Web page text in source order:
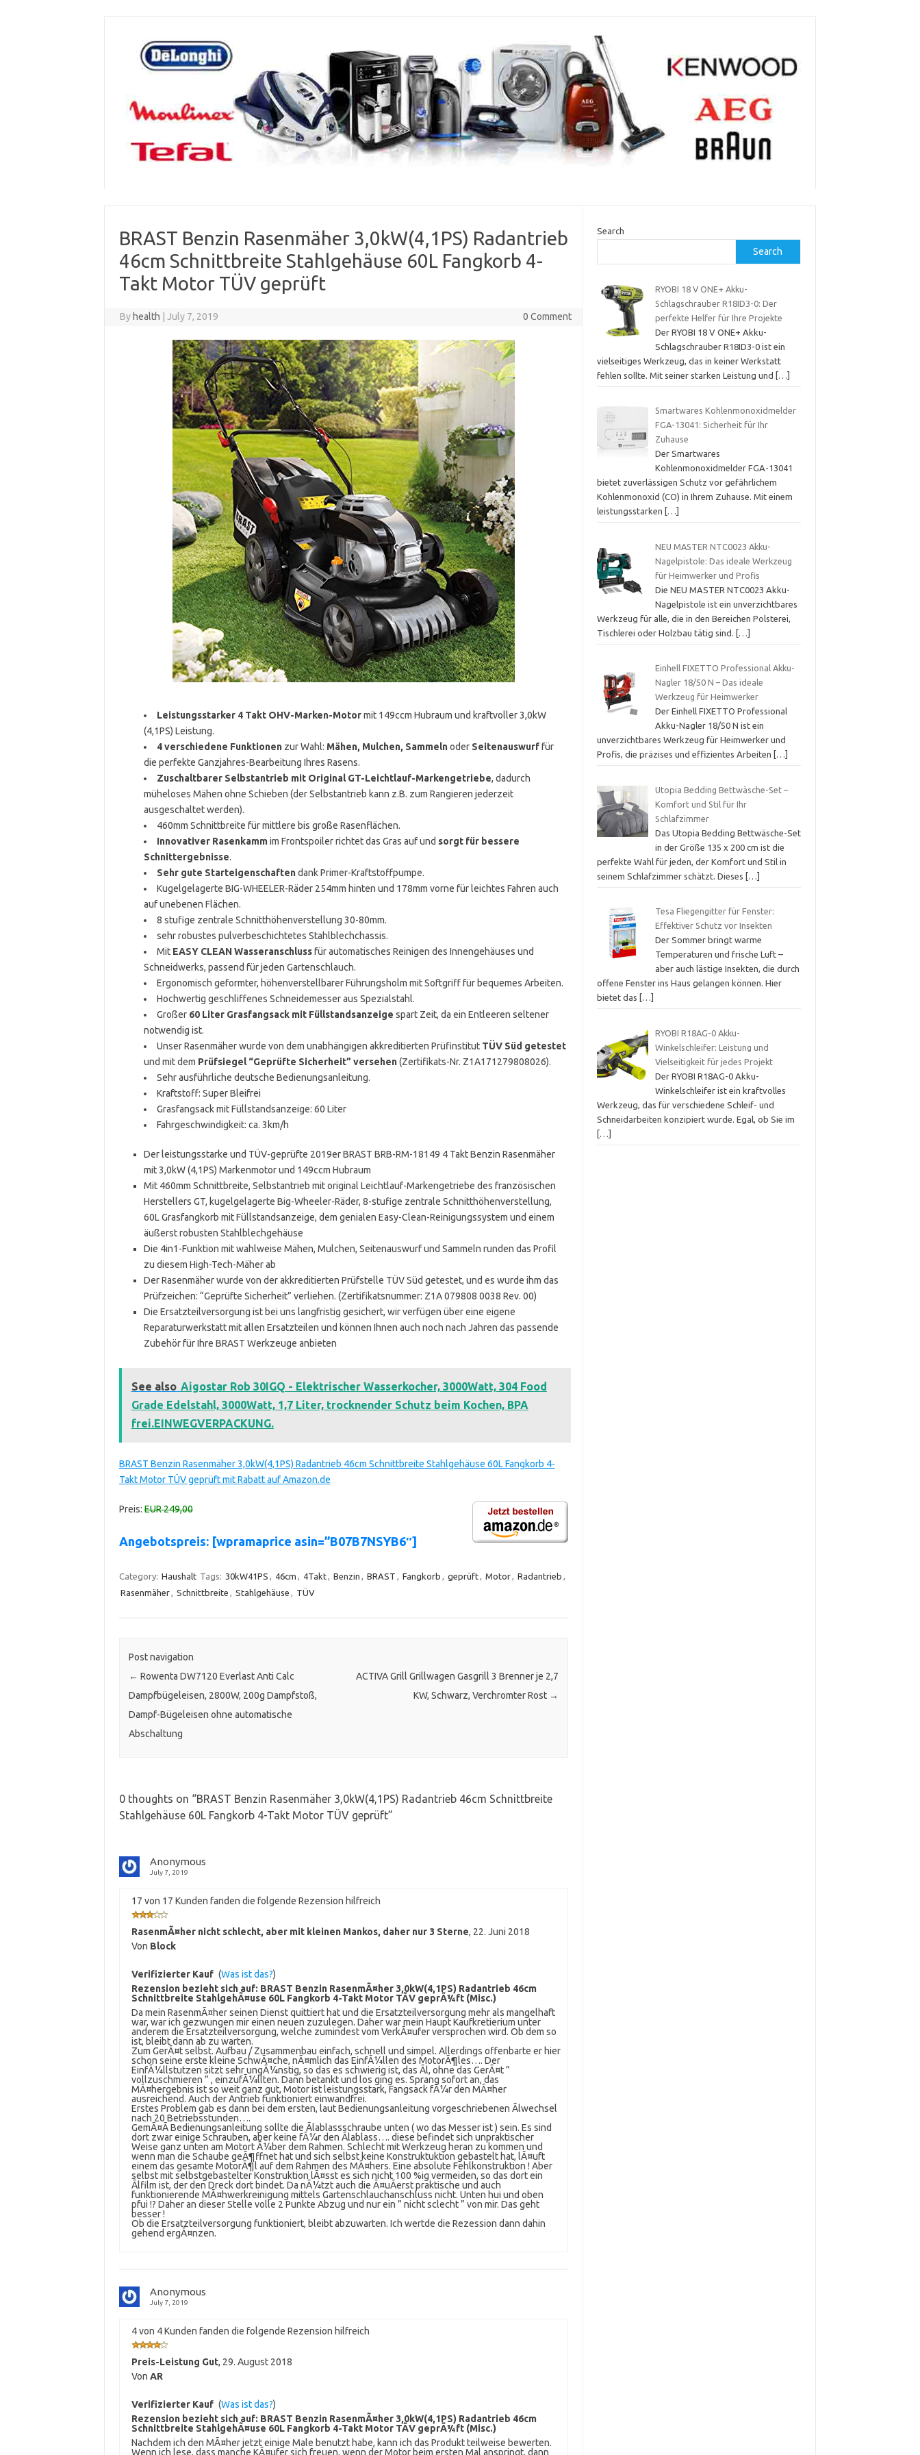
BRAST Benzin Rasenmäher 3,0kW(4,1PS) Radantrieb
46cm Schnittbreite Stahlgehäuse 60L Fangkorb 4-
Takt Motor TÜV geprüft
By health July 7, 2019 0 Comment
Leistungsstarker 4 Takt OHV-Marken-Motormit 149ccm Hubraum und kraftvoller 3,0kW
(4,1PS) Leistung.
4 verschiedene Funktionenzur Wahl: Mähen, Mulchen, Sammelnoder Seitenauswurffür
die perfekte Ganzjahres-Bearbeitung Ihres Rasens.
Zuschaltbarer Selbstantrieb mit Original GT-Leichtlauf-Markengetriebe, dadurch
müheloses Mähen ohne Schieben (der Selbstantrieb kann z.B. zum Rangieren jederzeit
ausgeschaltet werden).
460mm Schnittbreite für mittlere bis große Rasenflächen.
Innovativer Rasenkammim Frontspoiler richtet das Gras auf und sorgt für bessere
Schnittergebnisse.
Sehr gute Starteigenschaftendank Primer-Kraftstoffpumpe.
Kugelgelagerte BIG-WHEELER-Räder 254mm hinten und 178mm vorne für leichtes Fahren auch
auf unebenen Flächen.
8 stufige zentrale Schnitthöhenverstellung 30-80mm.
sehr robustes pulverbeschichtetes Stahlblechchassis.
Mit EASY CLEAN Wasseranschlussfür automatisches Reinigen des Innengehäuses und
Schneidwerks, passend für jeden Gartenschlauch.
Ergonomisch geformter, höhenverstellbarer Führungsholm mit Softgriff für bequemes Arbeiten.
Hochwertig geschliffenes Schneidemesser aus Spezialstahl.
Großer 60 Liter Grasfangsack mit Füllstandsanzeige spart Zeit, da ein Entleeren seltener
notwendig ist.
Unser Rasenmäher wurde von dem unabhängigen akkreditierten Prüfinstitut TÜV Süd getestet
und mit dem Prüfsiegel “Geprüfte Sicherheit” versehen(Zertifikats-Nr. Z1A171279808026).
Sehr ausführliche deutsche Bedienungsanleitung.
Kraftstoff: Super Bleifrei
Grasfangsack mit Füllstandsanzeige: 60 Liter
Fahrgeschwindigkeit: ca. 3km/h
Der leistungsstarke und TÜV-geprüfte 2019er BRAST BRB-RM-18149 4 Takt Benzin Rasenmäher
mit 3,0kW (4,1PS) Markenmotor und 149ccm Hubraum
Mit 460mm Schnittbreite, Selbstantrieb mit original Leichtlauf-Markengetriebe des französischen
Herstellers GT, kugelgelagerte Big-Wheeler-Räder, 8-stufige zentrale Schnitthöhenverstellung,
60L Grasfangkorb mit Füllstandsanzeige, dem genialen Easy-Clean-Reinigungssystem und einem
äußerst robusten Stahlblechgehäuse
Die 4in1-Funktion mit wahlweise Mähen, Mulchen, Seitenauswurf und Sammeln runden das Profil
zu diesem High-Tech-Mäher ab
Der Rasenmäher wurde von der akkreditierten Prüfstelle TÜV Süd getestet, und es wurde ihm das
Prüfzeichen: “Geprüfte Sicherheit” verliehen. (Zertifikatsnummer: Z1A 079808 0038 Rev. 00)
Die Ersatzteilversorgung ist bei uns langfristig gesichert, wir verfügen über eine eigene
Reparaturwerkstatt mit allen Ersatzteilen und können Ihnen auch noch nach Jahren das passende
Zubehör für Ihre BRAST Werkzeuge anbieten
See also Aigostar Rob 30IGQ - Elektrischer Wasserkocher, 3000Watt, 304 Food
Grade Edelstahl, 3000Watt, 1,7 Liter, trocknender Schutz beim Kochen, BPA
frei.EINWEGVERPACKUNG.
BRAST Benzin Rasenmäher 3,0kW(4,1PS) Radantrieb 46cm Schnittbreite Stahlgehäuse 60L Fangkorb 4-
Takt Motor TÜV geprüft mit Rabatt auf Amazon.de
Preis:EUR 249,00
Angebotspreis: [wpramaprice asin=”B07B7NSYB6″]
Category: Haushalt Tags: 30kW41PS , 46cm , 4Takt, Benzin , BRAST , Fangkorb , geprüft, Motor, Radantrieb ,
Rasenmäher, Schnittbreite , Stahlgehäuse , TÜV
Post navigation
← Rowenta DW7120 Everlast Anti Calc
Dampfbügeleisen, 2800W, 200g Dampfstoß,
Dampf-Bügeleisen ohne automatische
Abschaltung
ACTIVA Grill Grillwagen Gasgrill 3 Brenner je 2,7
KW, Schwarz, Verchromter Rost →
0 thoughts on “BRAST Benzin Rasenmäher 3,0kW(4,1PS) Radantrieb 46cm Schnittbreite
Stahlgehäuse 60L Fangkorb 4-Takt Motor TÜV geprüft”
Anonymous
July 7, 2019
17 von 17 Kunden fanden die folgende Rezension hilfreich
RasenmÃ¤her nicht schlecht, aber mit kleinen Mankos, daher nur 3 Sterne, 22. Juni 2018
Von Block
Verifizierter Kauf (Was ist das?)
Rezension bezieht sich auf: BRAST Benzin RasenmÃ¤her 3,0kW(4,1PS) Radantrieb 46cm
Schnittbreite StahlgehÃ¤use 60L Fangkorb 4-Takt Motor TÃV geprÃ¼ft (Misc.)
Da mein RasenmÃ¤her seinen Dienst quittiert hat und die Ersatzteilversorgung mehr als mangelhaft
war, war ich gezwungen mir einen neuen zuzulegen. Daher war mein Haupt Kaufkretierium unter
anderem die Ersatzteilversorgung, welche zumindest vom VerkÃ¤ufer versprochen wird. Ob dem so
ist, bleibt dann ab zu warten.
Zum GerÃ¤t selbst. Aufbau / Zusammenbau einfach, schnell und simpel. Allerdings offenbarte er hier
schon seine erste kleine SchwÃ¤che, nÃ¤mlich das EinfÃ¼llen des MotorÃ¶les…. Der
EinfÃ¼llstutzen sitzt sehr ungÃ¼nstig, so das es schwierig ist, das Ãl, ohne das GerÃ¤t ”
vollzuschmieren ” , einzufÃ¼llten. Dann betankt und los ging es. Sprang sofort an, das
MÃ¤hergebnis ist so weit ganz gut, Motor ist leistungsstark, Fangsack fÃ¼r den MÃ¤her
ausreichend. Auch der Antrieb funktioniert einwandfrei.
Erstes Problem gab es dann bei dem ersten, laut Bedienungsanleitung vorgeschriebenen Ãlwechsel
nach 20 Betriebsstunden….
GemÃ¤Ã Bedienungsanleitung sollte die Ãlablassschraube unten ( wo das Messer ist ) sein. Es sind
dort zwar einige Schrauben, aber keine fÃ¼r den Ãlablass…. diese befindet sich unpraktischer
Weise ganz unten am Motort Ã¼ber dem Rahmen. Schlecht mit Werkzeug heran zu kommen und
wenn man die Schaube geÃ¶ffnet hat und sich selbst keine Konstruktuktion gebastelt hat, lÃ¤uft
einem das gesamte MotorÃ¶l auf dem Rahmen des MÃ¤hers. Eine absolute Fehlkonstruktion ! Aber
selbst mit selbstgebastelter Konstruktion lÃ¤sst es sich nicht 100 %ig vermeiden, so das dort ein
Ãlfilm ist, der den Dreck dort bindet. Da nÃ¼tzt auch die Ã¤uÃerst praktische und auch
funktionierende MÃ¤hwerkreinigung mittels Gartenschlauchanschluss nicht. Unten hui und oben
pfui !? Daher an dieser Stelle volle 2 Punkte Abzug und nur ein ” nicht sclecht ” von mir. Das geht
besser !
Ob die Ersatzteilversorgung funktioniert, bleibt abzuwarten. Ich wertde die Rezession dann dahin
gehend ergÃ¤nzen.
Anonymous
July 7, 2019
4 von 4 Kunden fanden die folgende Rezension hilfreich
Preis-Leistung Gut, 29. August 2018
Von AR
Verifizierter Kauf (Was ist das?)
Rezension bezieht sich auf: BRAST Benzin RasenmÃ¤her 3,0kW(4,1PS) Radantrieb 46cm
Schnittbreite StahlgehÃ¤use 60L Fangkorb 4-Takt Motor TÃV geprÃ¼ft (Misc.)
Nachdem ich den MÃ¤her jetzt einige Male benutzt habe, kann ich das Produkt teilweise bewerten.
Wenn ich lese, dass manche KÃ¤ufer sich freuen, wenn der Motor beim ersten Mal anspringt, dann
Search
Search
RYOBI 18 V ONE+ Akku-
Schlagschrauber R18ID3-0: Der
perfekte Helfer für Ihre Projekte
Der RYOBI 18 V ONE+ Akku-
Schlagschrauber R18ID3-0 ist ein
vielseitiges Werkzeug, das in keiner Werkstatt
fehlen sollte. Mit seiner starken Leistung und
[…]
Smartwares Kohlenmonoxidmelder
FGA-13041: Sicherheit für Ihr
Zuhause
Der Smartwares
Kohlenmonoxidmelder FGA-13041
bietet zuverlässigen Schutz vor gefährlichem
Kohlenmonoxid (CO) in Ihrem Zuhause. Mit einem
leistungsstarken
[…]
NEU MASTER NTC0023 Akku-
Nagelpistole: Das ideale Werkzeug
für Heimwerker und Profis
Die NEU MASTER NTC0023 Akku-
Nagelpistole ist ein unverzichtbares
Werkzeug für alle, die in den Bereichen Polsterei,
Tischlerei oder Holzbau tätig sind.
[…]
Einhell FIXETTO Professional Akku-
Nagler 18/50 N – Das ideale
Werkzeug für Heimwerker
Der Einhell FIXETTO Professional
Akku-Nagler 18/50 N ist ein
unverzichtbares Werkzeug für Heimwerker und
Profis, die präzises und effizientes Arbeiten
[…]
Utopia Bedding Bettwäsche-Set –
Komfort und Stil für Ihr
Schlafzimmer
Das Utopia Bedding Bettwäsche-Set
in der Größe 135 x 200 cm ist die
perfekte Wahl für jeden, der Komfort und Stil in
seinem Schlafzimmer schätzt. Dieses
[…]
Tesa Fliegengitter für Fenster:
Effektiver Schutz vor Insekten
Der Sommer bringt warme
Temperaturen und frische Luft –
aber auch lästige Insekten, die durch
offene Fenster ins Haus gelangen können. Hier
bietet das
[…]
RYOBI R18AG-0 Akku-
Winkelschleifer: Leistung und
Vielseitigkeit für jedes Projekt
Der RYOBI R18AG-0 Akku-
Winkelschleifer ist ein kraftvolles
Werkzeug, das für verschiedene Schleif- und
Schneidarbeiten konzipiert wurde. Egal, ob Sie im
[…]